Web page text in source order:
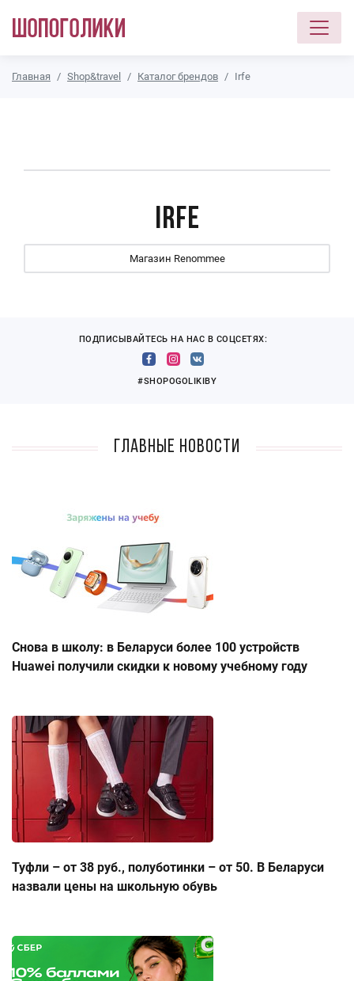
Главная Shop&travel Каталог брендов Irfe
Irfe
Магазин Renommee
ПОДПИСЫВАЙТЕСЬ НА НАС В СОЦСЕТЯХ:
#SHOPOGOLIKIBY
Главные новости
Снова в школу: в Беларуси более 100 устройств
Huawei получили скидки к новому учебному году
Туфли – от 38 руб., полуботинки – от 50. В Беларуси
назвали цены на школьную обувь